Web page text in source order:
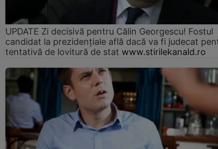
UPDATE Zi decisivă pentru Călin Georgescu! Fostul
candidat la prezidențiale află dacă va fi judecat
tentativă de lovitură de stat www.stirilekanald.ro